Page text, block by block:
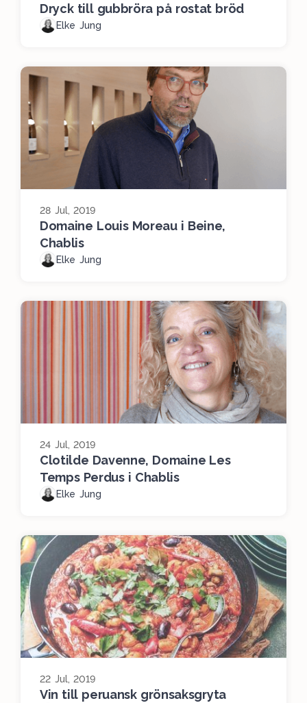
Dryck till gubbröra på rostat bröd
Elke Jung
28 Jul, 2019
Domaine Louis Moreau i Beine,
Chablis
Elke Jung
24 Jul, 2019
Clotilde Davenne, Domaine Les
Temps Perdus i Chablis
Elke Jung
22 Jul, 2019
Vin till peruansk grönsaksgryta